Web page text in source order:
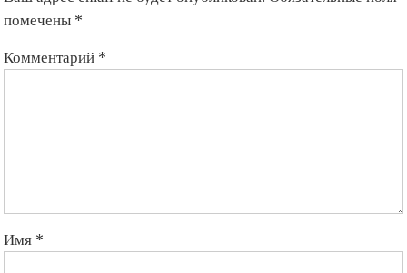
помечены *
Комментарий *
Имя *